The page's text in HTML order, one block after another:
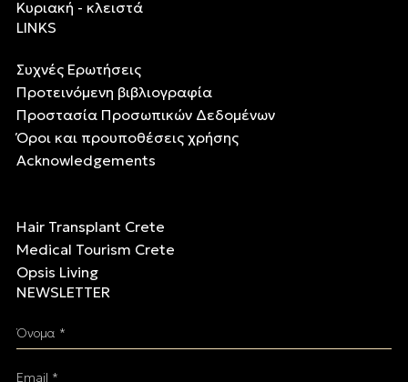
Κυριακή - κλειστά
LINKS
Συχνές Ερωτήσεις
Προτεινόμενη βιβλιογραφία
Προστασία Προσωπικών Δεδομένων
Όροι και προυποθέσεις χρήσης
Acknowledgements
Hair Transplant Crete
Medical Tourism Crete
Opsis Living
NEWSLETTER
Όνομα *
Email *